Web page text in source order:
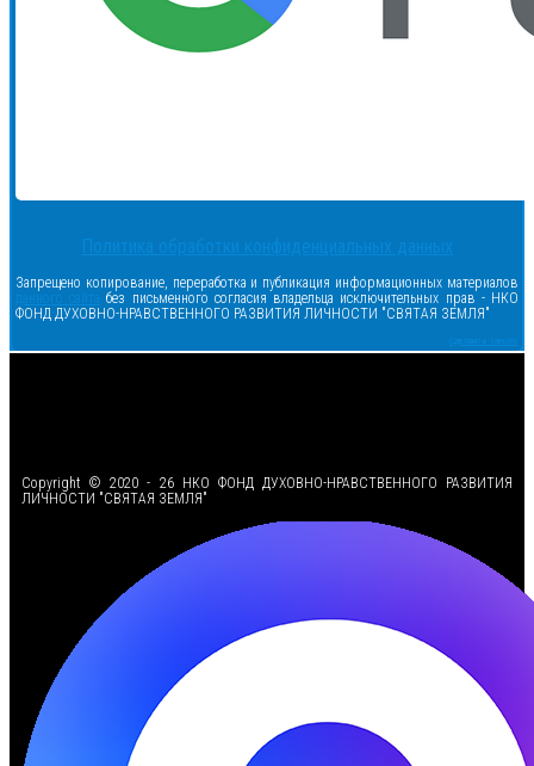
Политика обработки конфиденциальных данных
Запрещено копирование, переработка и публикация информационных материалов
данного сайта без письменного согласия владельца исключительных прав - НКО
ФОНД ДУХОВНО-НРАВСТВЕННОГО РАЗВИТИЯ ЛИЧНОСТИ "СВЯТАЯ ЗЕМЛЯ"
Сделано в samsite
Copyright © 2020 - 26 НКО ФОНД ДУХОВНО-НРАВСТВЕННОГО РАЗВИТИЯ
ЛИЧНОСТИ "СВЯТАЯ ЗЕМЛЯ"